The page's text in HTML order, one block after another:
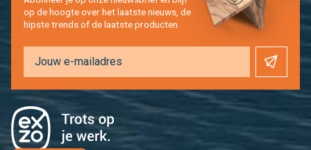
op de hoog­te over het laat­ste nieuws, de
hip­s­te trends of de laat­ste pro­duc­ten.